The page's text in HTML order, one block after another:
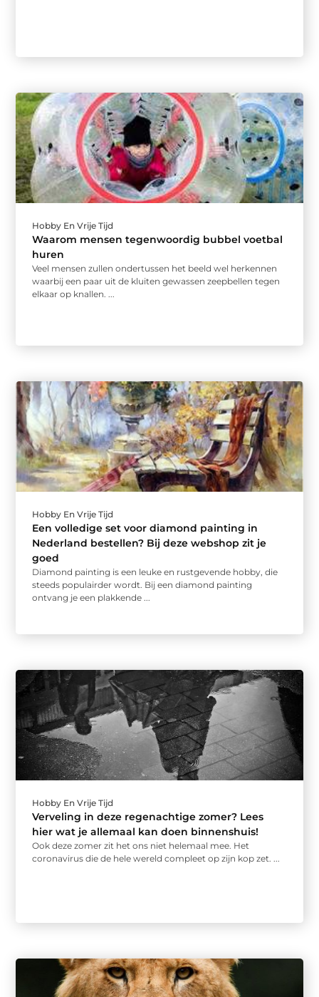
Hobby En Vrije Tijd
Waarom mensen tegenwoordig bubbel voetbal
huren
Veel mensen zullen ondertussen het beeld wel herkennen
waarbij een paar uit de kluiten gewassen zeepbellen tegen
elkaar op knallen. ...
Hobby En Vrije Tijd
Een volledige set voor diamond painting in
Nederland bestellen? Bij deze webshop zit je
goed
Diamond painting is een leuke en rustgevende hobby, die
steeds populairder wordt. Bij een diamond painting
ontvang je een plakkende ...
Hobby En Vrije Tijd
Verveling in deze regenachtige zomer? Lees
hier wat je allemaal kan doen binnenshuis!
Ook deze zomer zit het ons niet helemaal mee. Het
coronavirus die de hele wereld compleet op zijn kop zet. ...